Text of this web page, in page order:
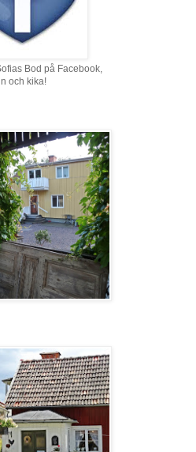
Bod på Facebook,
och kika!